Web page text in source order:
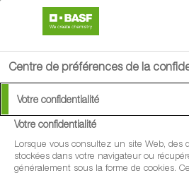
Centre de préférences de la
Votre confidentialité
Votre confidentialité
Lorsque vous consultez un site Web, des
stockées dans votre navigateur ou
généralement sous la forme de cookies.